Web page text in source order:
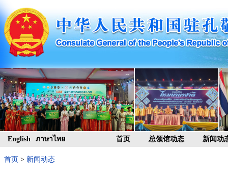
English ภาษาไทย 首页 总领馆动态 新闻动
首页 > 新闻动态